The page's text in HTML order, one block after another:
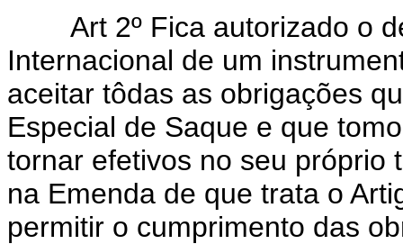
Art 2º Fica autorizado o
Internacional de um
aceitar tôdas as obrigações
Especial de Saque e que
tornar efetivos no seu próprio
na Emenda de que trata o
permitir o cumprimento das